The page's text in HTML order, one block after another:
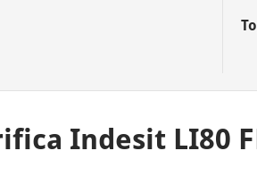
Indesit LI80